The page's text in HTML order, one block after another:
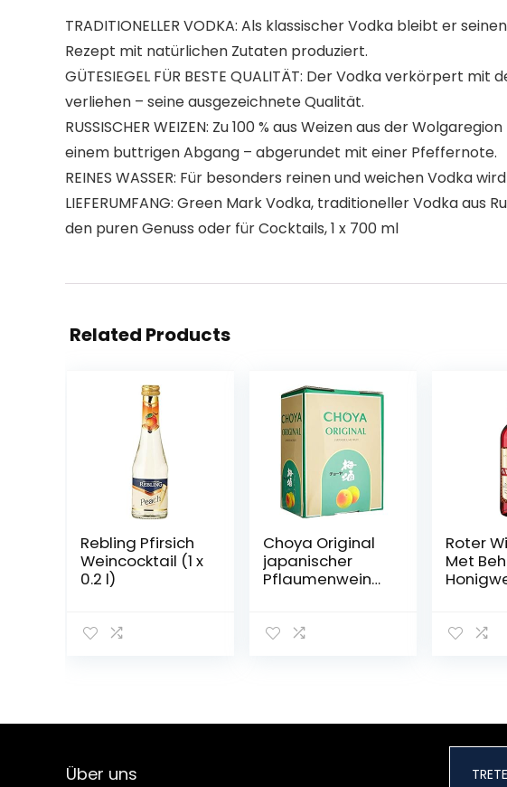
TRADITIONELLER VODKA: Als klassischer Vodka bleibt er
Rezept mit natürlichen Zutaten produziert.
GÜTESIEGEL FÜR BESTE QUALITÄT: Der Vodka verkörpert
verliehen – seine ausgezeichnete Qualität.
RUSSISCHER WEIZEN: Zu 100 % aus Weizen aus der
einem buttrigen Abgang – abgerundet mit einer Pfeffernote.
REINES WASSER: Für besonders reinen und weichen Vodka
LIEFERUMFANG: Green Mark Vodka, traditioneller Vodka aus
den puren Genuss oder für Cocktails, 1 x 700 ml
Related Products
Rebling Pfirsich
Weincocktail (1 x
0.2 l)
Choya Original
japanischer
Pflaumenwein
Frucht, fruchtig,
Roter
Met
Über uns